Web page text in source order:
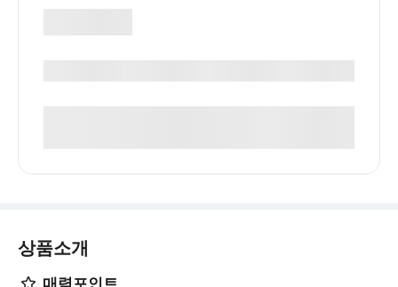
상품소개
매력포인트